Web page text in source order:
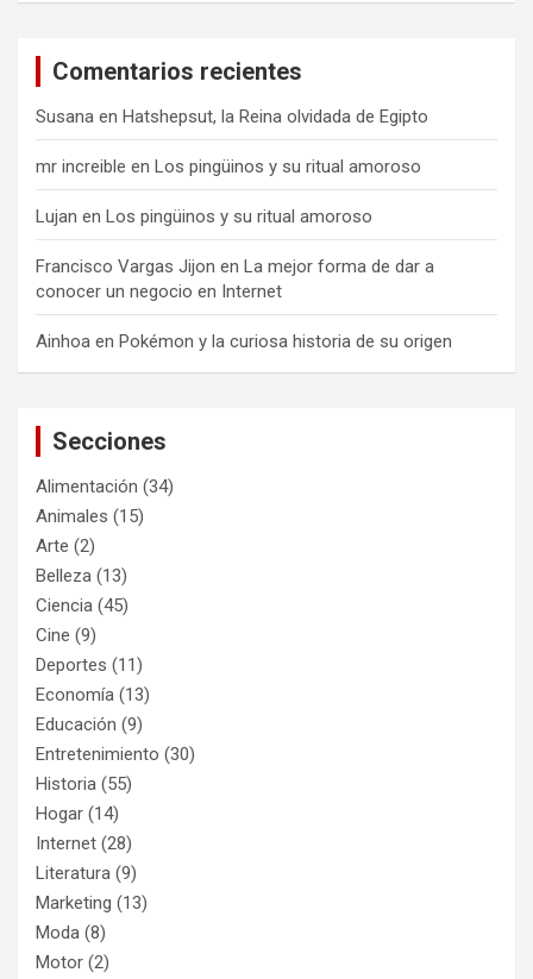
Comentarios recientes
Susana en Hatshepsut, la Reina olvidada de Egipto
mr increible en Los pingüinos y su ritual amoroso
Lujan en Los pingüinos y su ritual amoroso
Francisco Vargas Jijon en La mejor forma de dar a
conocer un negocio en Internet
Ainhoa en Pokémon y la curiosa historia de su origen
Secciones
Alimentación (34)
Animales (15)
Arte (2)
Belleza (13)
Ciencia (45)
Cine (9)
Deportes (11)
Economía (13)
Educación (9)
Entretenimiento (30)
Historia (55)
Hogar (14)
Internet (28)
Literatura (9)
Marketing (13)
Moda (8)
Motor (2)